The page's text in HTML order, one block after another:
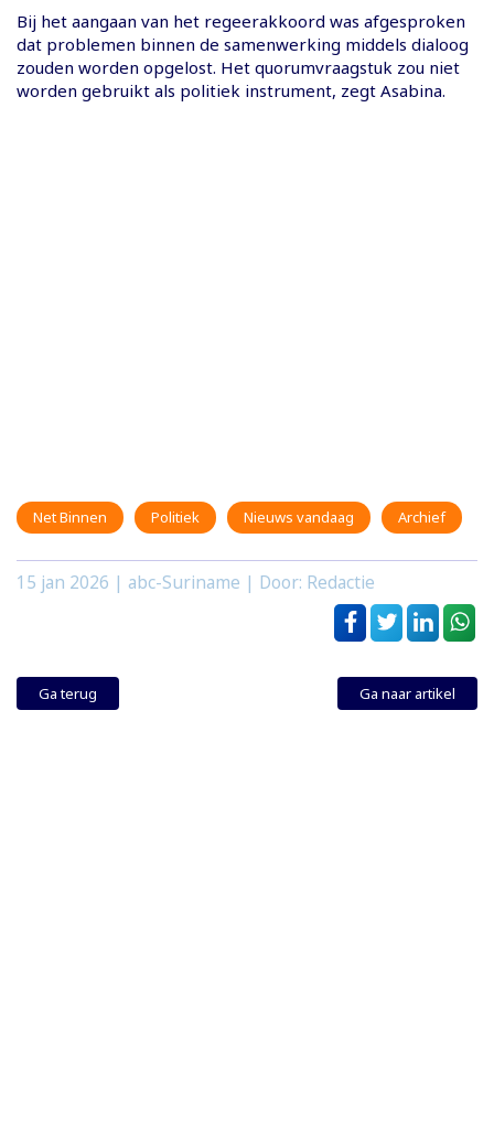
Bij het aangaan van het regeerakkoord was afgesproken
dat problemen binnen de samenwerking middels dialoog
zouden worden opgelost. Het quorumvraagstuk zou niet
worden gebruikt als politiek instrument, zegt Asabina.
Net Binnen Politiek Nieuws vandaag Archief
15 jan 2026 | abc-Suriname | Door: Redactie
Ga terug Ga naar artikel